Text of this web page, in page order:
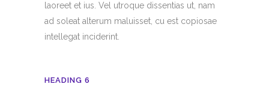
laoreet et ius. Vel utroque dissentias ut, nam
ad soleat alterum maluisset, cu est copiosae
intellegat inciderint.
HEADING 6